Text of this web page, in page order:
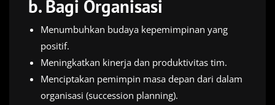
b.Bagi Organisasi
Menumbuhkan budaya kepemimpinan yang
positif.
Meningkatkan kinerja dan produktivitas tim.
Menciptakan pemimpin masa depan dari dalam
organisasi (succession planning).